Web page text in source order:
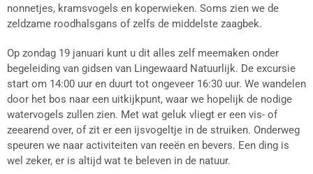
nonnetjes, kramsvogels en koperwieken. Soms zien we de
zeldzame roodhalsgans of zelfs de middelste zaagbek.
Op zondag 19 januari kunt u dit alles zelf meemaken onder
begeleiding van gidsen van Lingewaard Natuurlijk. De excursie
start om 14:00 uur en duurt tot ongeveer 16:30 uur. We wandelen
door het bos naar een uitkijkpunt, waar we hopelijk de nodige
watervogels zullen zien. Met wat geluk vliegt er een vis- of
zeearend over, of zit er een ijsvogeltje in de struiken. Onderweg
speuren we naar activiteiten van reeën en bevers. Een ding is
wel zeker, er is altijd wat te beleven in de natuur.